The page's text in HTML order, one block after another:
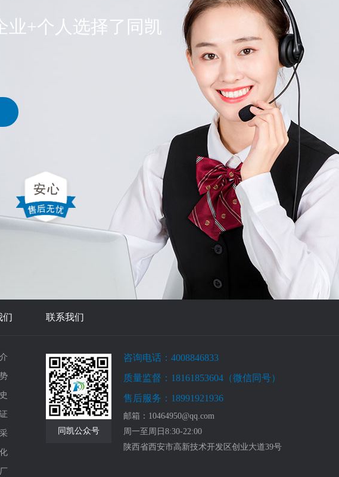
业+个人选择了同凯
们 联系我们
同凯公众号
咨询电话：4008846833
质量监督：18161853604（微信同号）
售后服务：18991921936
邮箱：10464950@qq.com
周一至周日8:30-22:00
陕西省西安市高新技术开发区创业大道39号